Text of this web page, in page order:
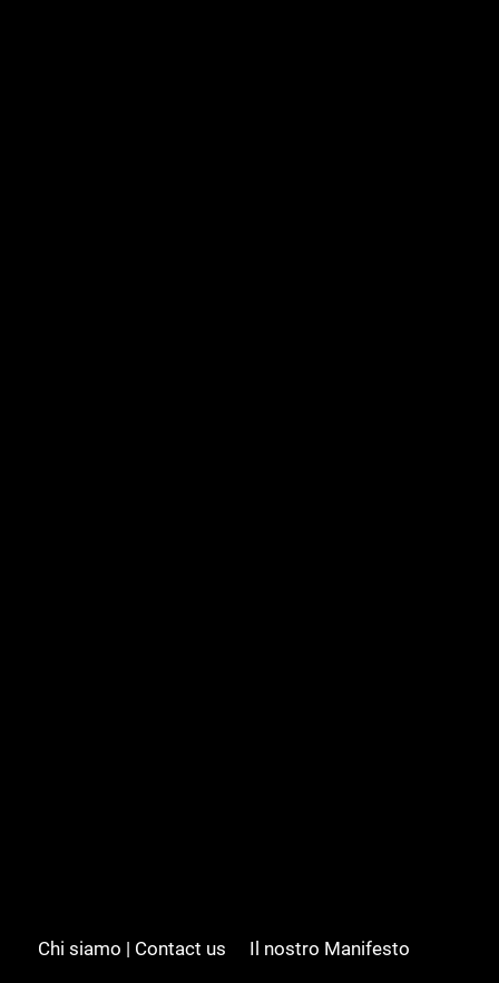
Chi siamo | Contact us
Il nostro Manifesto